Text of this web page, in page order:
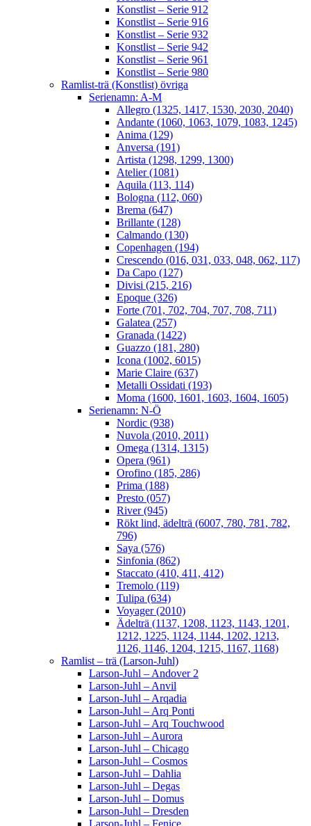
Konstlist – Serie 912
Konstlist – Serie 916
Konstlist – Serie 932
Konstlist – Serie 942
Konstlist – Serie 961
Konstlist – Serie 980
Ramlist-trä (Konstlist) övriga
Serienamn: A-M
Allegro (1325, 1417, 1530, 2030, 2040)
Andante (1060, 1063, 1079, 1083, 1245)
Anima (129)
Anversa (191)
Artista (1298, 1299, 1300)
Atelier (1081)
Aquila (113, 114)
Bologna (112, 060)
Brema (647)
Brillante (128)
Calmando (130)
Copenhagen (194)
Crescendo (016, 031, 033, 048, 062, 117)
Da Capo (127)
Divisi (215, 216)
Epoque (326)
Forte (701, 702, 704, 707, 708, 711)
Galatea (257)
Granada (1422)
Guazzo (181, 280)
Icona (1002, 6015)
Marie Claire (637)
Metalli Ossidati (193)
Moma (1600, 1601, 1603, 1604, 1605)
Serienamn: N-Ö
Nordic (938)
Nuvola (2010, 2011)
Omega (1314, 1315)
Opera (961)
Orofino (185, 286)
Prima (188)
Presto (057)
River (945)
Rökt lind, ädelträ (6007, 780, 781, 782,
796)
Saya (576)
Sinfonia (862)
Staccato (410, 411, 412)
Tremolo (119)
Tulipa (634)
Voyager (2010)
Ädelträ (1137, 1208, 1123, 1143, 1201,
1212, 1225, 1124, 1144, 1202, 1213,
1126, 1146, 1204, 1215, 1167, 1168)
Ramlist – trä (Larson-Juhl)
Larson-Juhl – Andover 2
Larson-Juhl – Anvil
Larson-Juhl – Arqadia
Larson-Juhl – Arq Ponti
Larson-Juhl – Arq Touchwood
Larson-Juhl – Aurora
Larson-Juhl – Chicago
Larson-Juhl – Cosmos
Larson-Juhl – Dahlia
Larson-Juhl – Degas
Larson-Juhl – Domus
Larson-Juhl – Dresden
Larson-Juhl – Fenice